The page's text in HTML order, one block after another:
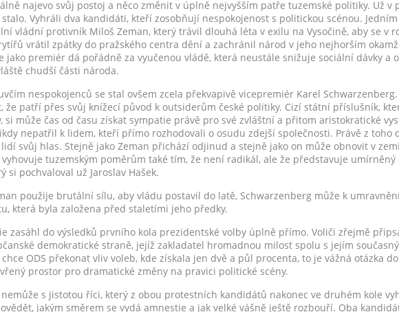
najevo svůj postoj a něco změnit v úplně nejvyšším patře tuzemské politiky. Už v
Vyhráli dva kandidáti, kteří zosobňují nespokojenost s politickou scénou.
vládní protivník Miloš Zeman, který trávil dlouhá léta v exilu na Vysočině, aby se v
vrátil zpátky do pražského centra dění a zachránil národ v jeho nejhorším
jako premiér dá pořádně za vyučenou vládě, která neustále snižuje sociální dávky a
chudší části národa.
nespokojenců se stal ovšem zcela překvapivě vicepremiér Karel
že patří přes svůj knížecí původ k outsiderům české politiky. Cizí státní příslušník,
si může čas od času získat sympatie právě pro své zvláštní a přitom aristokratické
nepatřil k lidem, kteří přímo rozhodovali o osudu zdejší společnosti. Právě z toho
svůj hlas. Stejně jako Zeman přichází odjinud a stejně jako on může obnovit v
vyhovuje tuzemským poměrům také tím, že není radikál, ale že představuje umírněný
si pochvaloval už Jaroslav Hašek.
použije brutální sílu, aby vládu postavil do latě, Schwarzenberg může k
která byla založena před staletími jeho předky.
zasáhl do výsledků prvního kola prezidentské volby úplně přímo. Voliči zřejmě
demokratické straně, jejíž zakladatel hromadnou milost spolu s jejím
chce ODS překonat vliv voleb, kde získala jen dvě a půl procenta, to je vážná otázka
prostor pro dramatické změny na pravici politické scény.
s jistotou říci, který z obou protestních kandidátů nakonec ve druhém kole
jakým směrem se vydá amnestie a jak velké vášně ještě rozbouří. Oba